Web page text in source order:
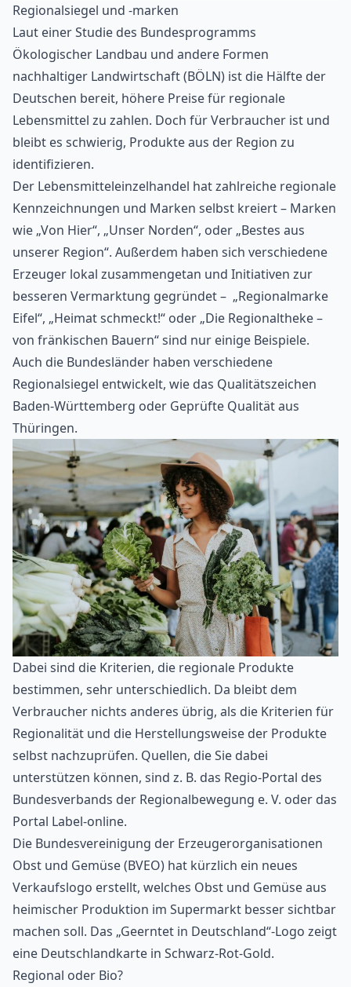
Regionalsiegel und -marken
Laut einer Studie des Bundesprogramms
Ökologischer Landbau und andere Formen
nachhaltiger Landwirtschaft (BÖLN) ist die Hälfte der
Deutschen bereit, höhere Preise für regionale
Lebensmittel zu zahlen. Doch für Verbraucher ist und
bleibt es schwierig, Produkte aus der Region zu
identifizieren.
Der Lebensmitteleinzelhandel hat zahlreiche regionale
Kennzeichnungen und Marken selbst kreiert – Marken
wie „Von Hier“, „Unser Norden“, oder „Bestes aus
unserer Region“. Außerdem haben sich verschiedene
Erzeuger lokal zusammengetan und Initiativen zur
besseren Vermarktung gegründet – „Regionalmarke
Eifel“, „Heimat schmeckt!“ oder „Die Regionaltheke –
von fränkischen Bauern“ sind nur einige Beispiele.
Auch die Bundesländer haben verschiedene
Regionalsiegel entwickelt, wie das Qualitätszeichen
Baden-Württemberg oder Geprüfte Qualität aus
Thüringen.
Dabei sind die Kriterien, die regionale Produkte
bestimmen, sehr unterschiedlich. Da bleibt dem
Verbraucher nichts anderes übrig, als die Kriterien für
Regionalität und die Herstellungsweise der Produkte
selbst nachzuprüfen. Quellen, die Sie dabei
unterstützen können, sind z. B. das Regio-Portal des
Bundesverbands der Regionalbewegung e. V. oder das
Portal Label-online.
Die Bundesvereinigung der Erzeugerorganisationen
Obst und Gemüse (BVEO) hat kürzlich ein neues
Verkaufslogo erstellt, welches Obst und Gemüse aus
heimischer Produktion im Supermarkt besser sichtbar
machen soll. Das „Geerntet in Deutschland“-Logo zeigt
eine Deutschlandkarte in Schwarz-Rot-Gold.
Regional oder Bio?